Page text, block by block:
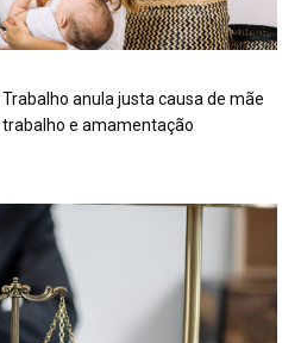
anula justa causa de mãe
e amamentação